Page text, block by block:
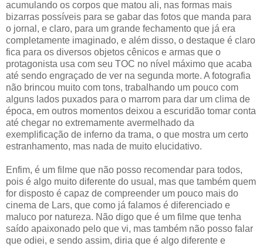
acumulando os corpos que matou ali, nas formas mais
bizarras possíveis para se gabar das fotos que manda para
o jornal, e claro, para um grande fechamento que já era
completamente imaginado, e além disso, o destaque é claro
fica para os diversos objetos cênicos e armas que o
protagonista usa com seu TOC no nível máximo que acaba
até sendo engraçado de ver na segunda morte. A fotografia
não brincou muito com tons, trabalhando um pouco com
alguns lados puxados para o marrom para dar um clima de
época, em outros momentos deixou a escuridão tomar conta
até chegar no extremamente avermelhado da
exemplificação de inferno da trama, o que mostra um certo
estranhamento, mas nada de muito elucidativo.
Enfim, é um filme que não posso recomendar para todos,
pois é algo muito diferente do usual, mas que também quem
for disposto é capaz de compreender um pouco mais do
cinema de Lars, que como já falamos é diferenciado e
maluco por natureza. Não digo que é um filme que tenha
saído apaixonado pelo que vi, mas também não posso falar
que odiei, e sendo assim, diria que é algo diferente e